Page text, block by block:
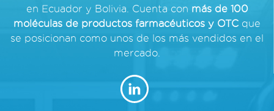
en Ecuador y Bolivia. Cuenta con más de 100
moléculas de productos farmacéuticos y OTC que
se posicionan como unos de los más vendidos en el
mercado.